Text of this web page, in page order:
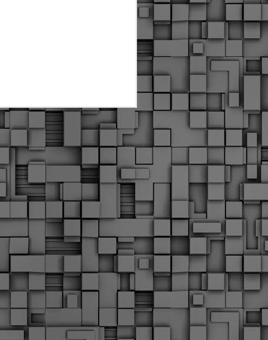
ύψους 11.350€ σε
εργολάβους για
παραβάσεις σε έργα
Ο.Κ.Ω
Η Δημοτική Αστυνομία
Θεσσαλονίκης βεβαίωσε κατά
τις προηγούμενες ημέρες
πρόστιμα για 11 διοικητικές
παραβάσεις που έλαβαν
εργασιών από εργολαβικά
συνεργεία και οι οποίες
αφορούσαν εκτέλεση
εργασιών χωρίς νόμιμη
σήμανση και στην απόθεση
υλικών – εργαλείων εκτός του
προβλεπόμενου εργοταξίου.